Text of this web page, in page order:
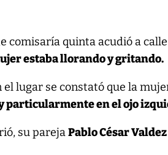
comisaría quinta acudió a
estaba llorando y gritando.
el lugar se constató que la
particularmente en el ojo
su parejaPablo César